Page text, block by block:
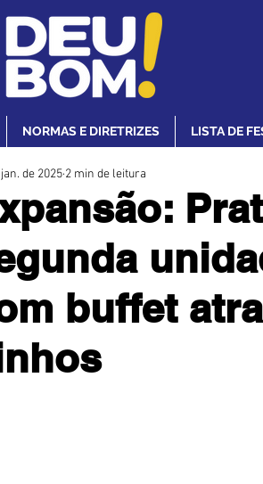
NORMAS E DIRETRIZES LISTA DE
buffet
de 2025 2 min de leitura